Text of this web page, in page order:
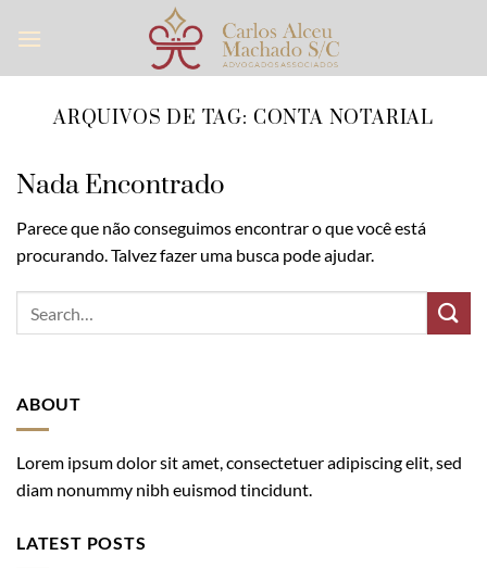
ARQUIVOS DE TAG: CONTA NOTARIAL
Nada Encontrado
Parece que não conseguimos encontrar o que você está
procurando. Talvez fazer uma busca pode ajudar.
ABOUT
Lorem ipsum dolor sit amet, consectetuer adipiscing elit, sed
diam nonummy nibh euismod tincidunt.
LATEST POSTS